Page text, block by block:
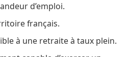
d’emploi.
français.
à une retraite à taux plein.